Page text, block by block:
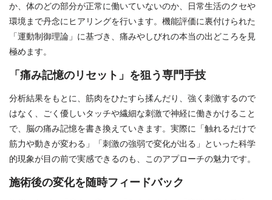
か、体のどの部分が正常に働いていないのか、日常生活のクセや
環境まで丹念にヒアリングを行います。機能評価に裏付けられた
「運動制御理論」に基づき、痛みやしびれの本当の出どころを見
極めます。
「痛み記憶のリセット」を狙う専門手技
分析結果をもとに、筋肉をひたすら揉んだり、強く刺激するので
はなく、ごく優しいタッチや繊細な刺激で神経に働きかけること
で、脳の痛み記憶を書き換えていきます。実際に「触れるだけで
筋力や動きが変わる」「刺激の強弱で変化が出る」といった科学
的現象が目の前で実感できるのも、このアプローチの魅力です。
施術後の変化を随時フィードバック